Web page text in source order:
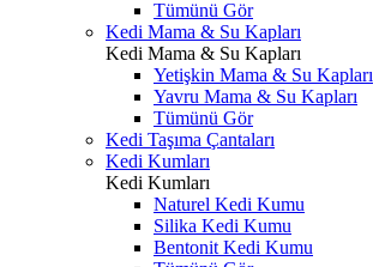
Tümünü Gör
Kedi Mama & Su Kapları
Kedi Mama & Su Kapları
Yetişkin Mama & Su Kapları
Yavru Mama & Su Kapları
Tümünü Gör
Kedi Taşıma Çantaları
Kedi Kumları
Kedi Kumları
Naturel Kedi Kumu
Silika Kedi Kumu
Bentonit Kedi Kumu